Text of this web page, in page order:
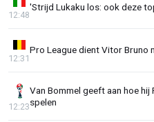
'Strijd Lukaku los: ook deze
12:48
Pro League dient Vitor Bruno
12:31
Van Bommel geeft aan hoe hij
spelen
12:23